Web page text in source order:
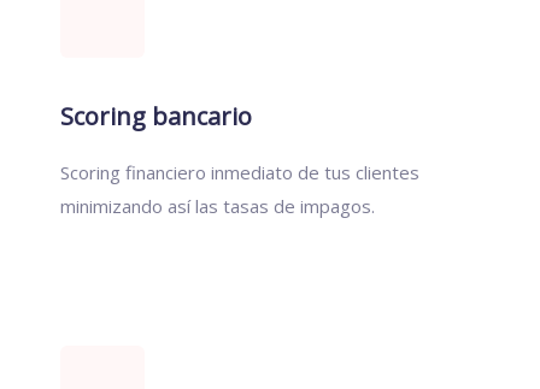
Scoring bancario
Scoring financiero inmediato de tus clientes
minimizando así las tasas de impagos.